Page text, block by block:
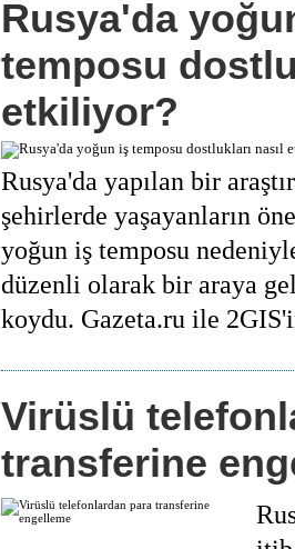
Rusya'da
temposu
etkiliyor?
Rusya'da yapılan bir
şehirlerde yaşayanların
yoğun iş temposu
düzenli olarak bir araya
koydu. Gazeta.ru ile
Virüslü
transferine